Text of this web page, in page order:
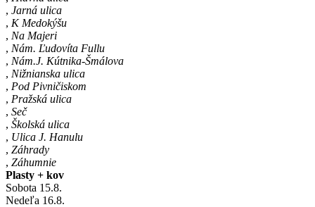
, Jarná ulica
, K Medokýšu
, Na Majeri
, Nám. Ľudovíta Fullu
, Nám.J. Kútnika-Šmálova
, Nižnianska ulica
, Pod Pivničiskom
, Pražská ulica
, Seč
, Školská ulica
, Ulica J. Hanulu
, Záhrady
, Záhumnie
Plasty + kov
Sobota 15.8.
Nedeľa 16.8.